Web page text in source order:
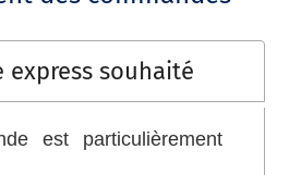
express souhaité
est particulièrement